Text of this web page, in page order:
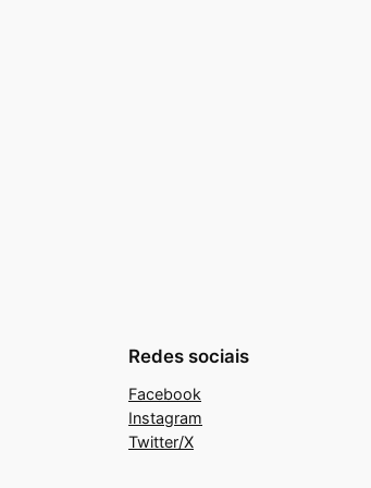
Redes sociais
Facebook
Instagram
Twitter/X